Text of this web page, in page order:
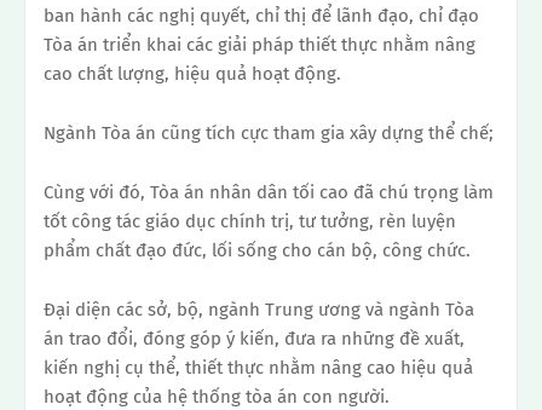
ban hành các nghị quyết, chỉ thị để lãnh đạo, chỉ đạo
Tòa án triển khai các giải pháp thiết thực nhằm nâng
cao chất lượng, hiệu quả hoạt động.
Ngành Tòa án cũng tích cực tham gia xây dựng thể chế;
Cùng với đó, Tòa án nhân dân tối cao đã chú trọng làm
tốt công tác giáo dục chính trị, tư tưởng, rèn luyện
phẩm chất đạo đức, lối sống cho cán bộ, công chức.
Đại diện các sở, bộ, ngành Trung ương và ngành Tòa
án trao đổi, đóng góp ý kiến, đưa ra những đề xuất,
kiến ​​nghị cụ thể, thiết thực nhằm nâng cao hiệu quả
hoạt động của hệ thống tòa án con người.